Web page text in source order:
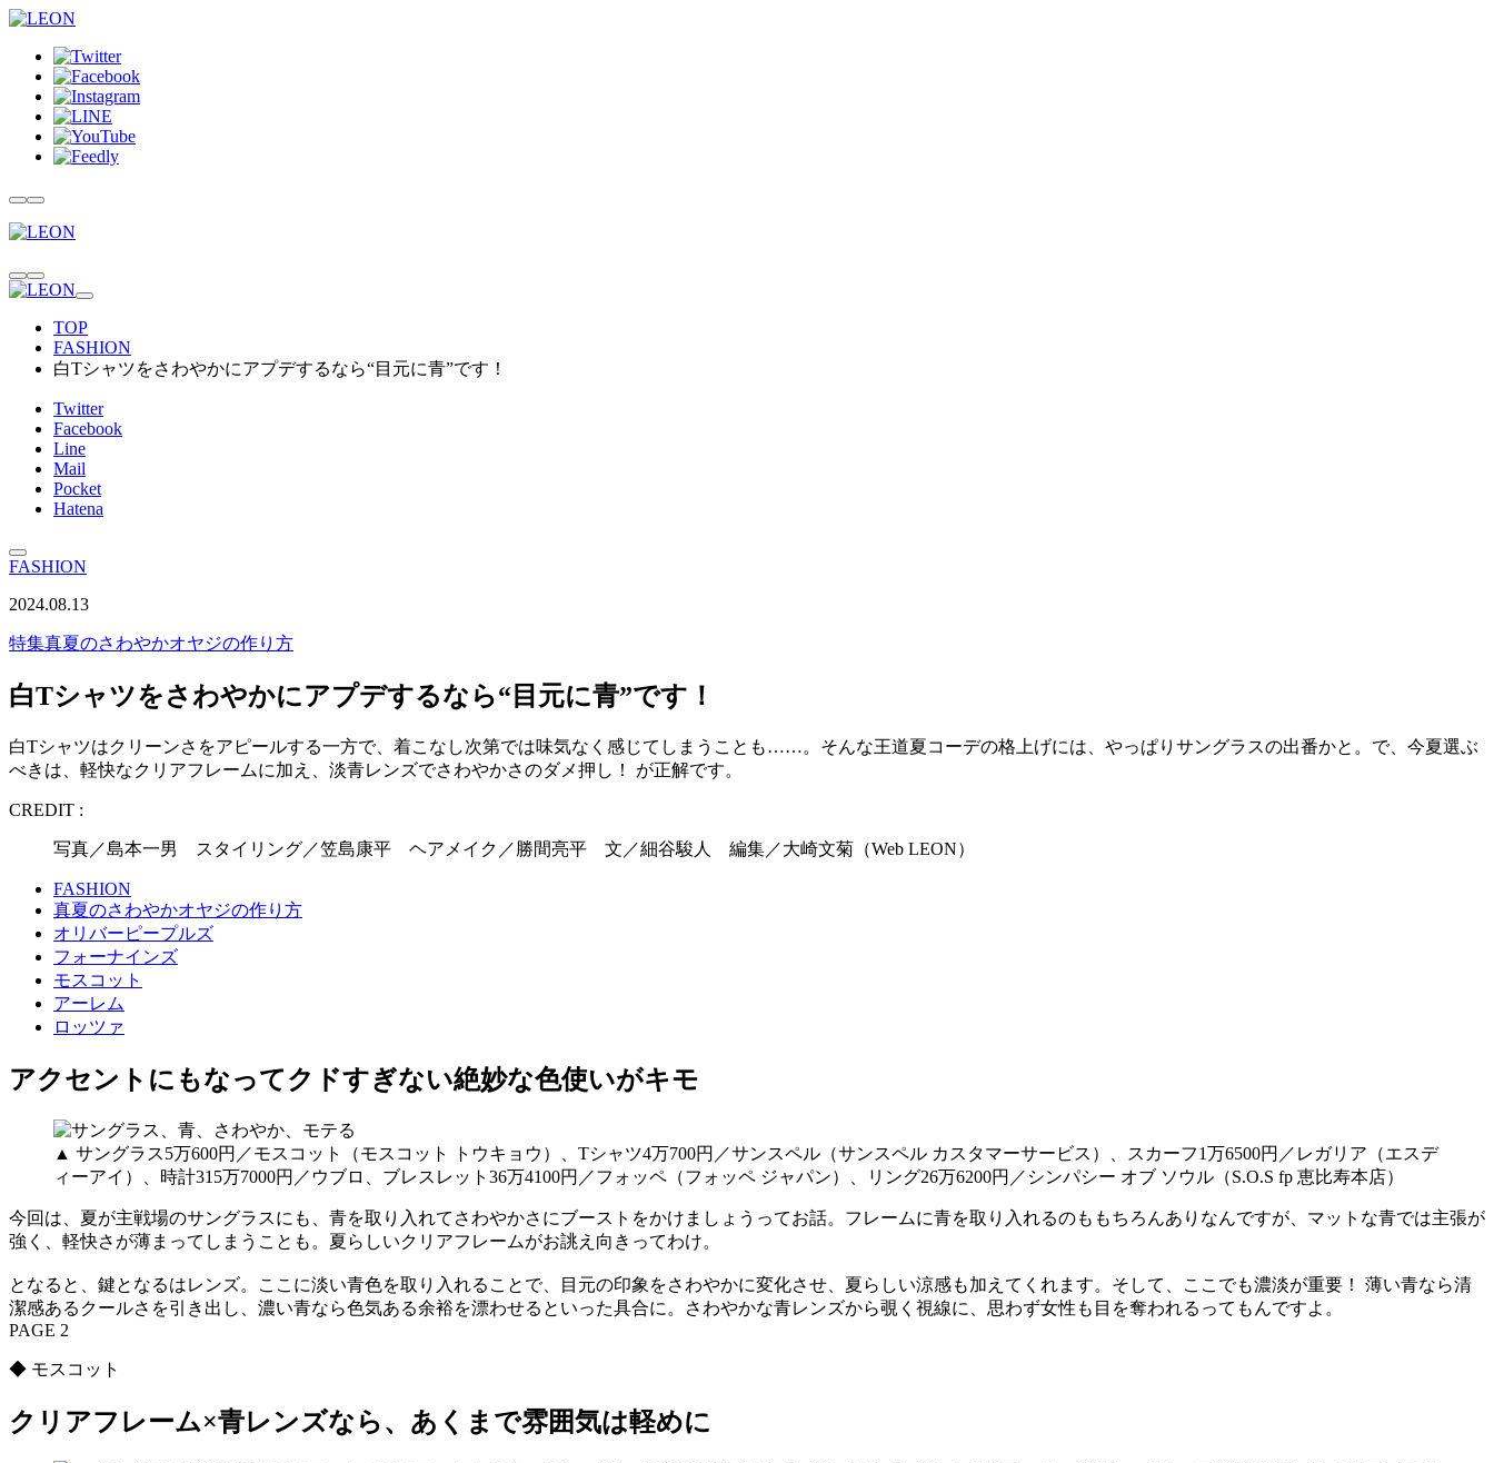
TOP
FASHION
白Tシャツをさわやかにアプデするなら“目元に青”です！
Twitter
Facebook
Line
Mail
Pocket
Hatena
FASHION
2024.08.13
特集真夏のさわやかオヤジの作り方
白Tシャツをさわやかにアプデするなら“目元に青”です！
白Tシャツはクリーンさをアピールする一方で、着こなし次第では味気なく感じてしまうことも……。そんな王道夏コーデの格上げには、やっぱりサングラスの出番かと。で、今夏選ぶ
べきは、軽快なクリアフレームに加え、淡青レンズでさわやかさのダメ押し！ が正解です。
CREDIT :
写真／島本一男 スタイリング／笠島康平 ヘアメイク／勝間亮平 文／細谷駿人 編集／大崎文菊（Web LEON）
FASHION
真夏のさわやかオヤジの作り方
オリバーピープルズ
フォーナインズ
モスコット
アーレム
ロッツァ
アクセントにもなってクドすぎない絶妙な色使いがキモ
▲ サングラス5万600円／モスコット（モスコット トウキョウ）、Tシャツ4万700円／サンスペル（サンスペル カスタマーサービス）、スカーフ1万6500円／レガリア（エスデ
ィーアイ）、時計315万7000円／ウブロ、ブレスレット36万4100円／フォッペ（フォッペ ジャパン）、リング26万6200円／シンパシー オブ ソウル（S.O.S fp 恵比寿本店）
今回は、夏が主戦場のサングラスにも、青を取り入れてさわやかさにブーストをかけましょうってお話。フレームに青を取り入れるのももちろんありなんですが、マットな青では主張が
強く、軽快さが薄まってしまうことも。夏らしいクリアフレームがお誂え向きってわけ。
となると、鍵となるはレンズ。ここに淡い青色を取り入れることで、目元の印象をさわやかに変化させ、夏らしい涼感も加えてくれます。そして、ここでも濃淡が重要！ 薄い青なら清
潔感あるクールさを引き出し、濃い青なら色気ある余裕を漂わせるといった具合に。さわやかな青レンズから覗く視線に、思わず女性も目を奪われるってもんですよ。
PAGE 2
◆ モスコット
クリアフレーム×青レンズなら、あくまで雰囲気は軽めに